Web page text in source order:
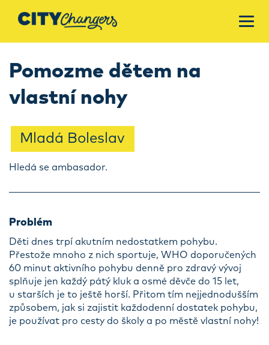
Pomozme dětem na
vlastní nohy
Mladá Boleslav
Problém
Děti dnes trpí akutním nedostatkem pohybu.
Přestože mnoho z nich sportuje, WHO doporučených
60 minut aktivního pohybu denně pro zdravý vývoj
splňuje jen každý pátý kluk a osmé děvče do 15 let,
u starších je to ještě horší. Přitom tím nejjednodušším
způsobem, jak si zajistit každodenní dostatek pohybu,
je používat pro cesty do školy a po městě vlastní nohy!
Hledá se ambasador.